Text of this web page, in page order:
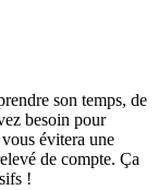
son temps, de
besoin pour
évitera une
de compte. Ça
!